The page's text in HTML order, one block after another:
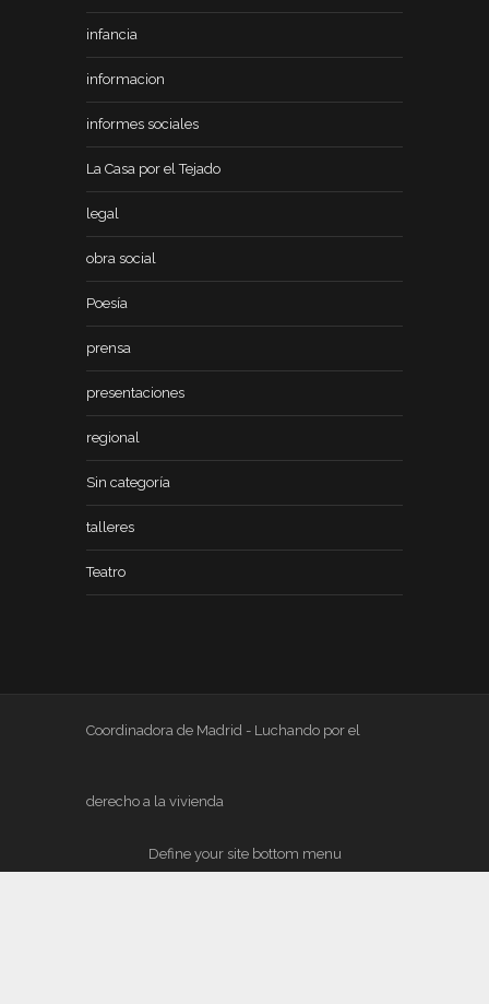
infancia
informacion
informes sociales
La Casa por el Tejado
legal
obra social
Poesía
prensa
presentaciones
regional
Sin categoría
talleres
Teatro
Coordinadora de Madrid - Luchando por el
derecho a la vivienda
Define your site bottom menu